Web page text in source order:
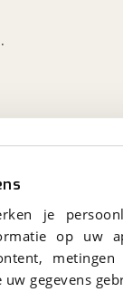
je
op
gegevens